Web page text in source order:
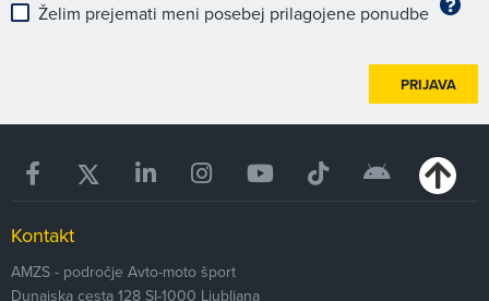
Želim prejemati meni posebej prilagojene ponudbe
PRIJAVA
Kontakt
AMZS - področje Avto-moto šport
Dunajska cesta 128 SI-1000 Ljubljana